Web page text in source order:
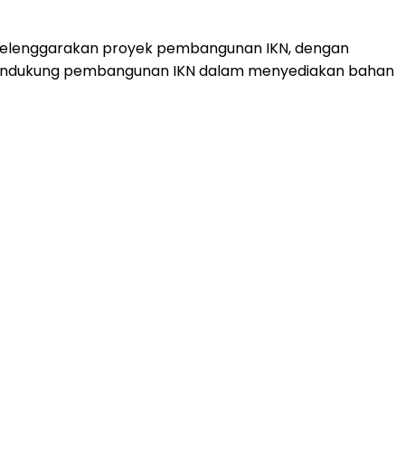
proyek pembangunan IKN, dengan
pembangunan IKN dalam menyediakan bahan